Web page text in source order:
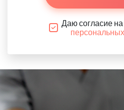
Даю согласие